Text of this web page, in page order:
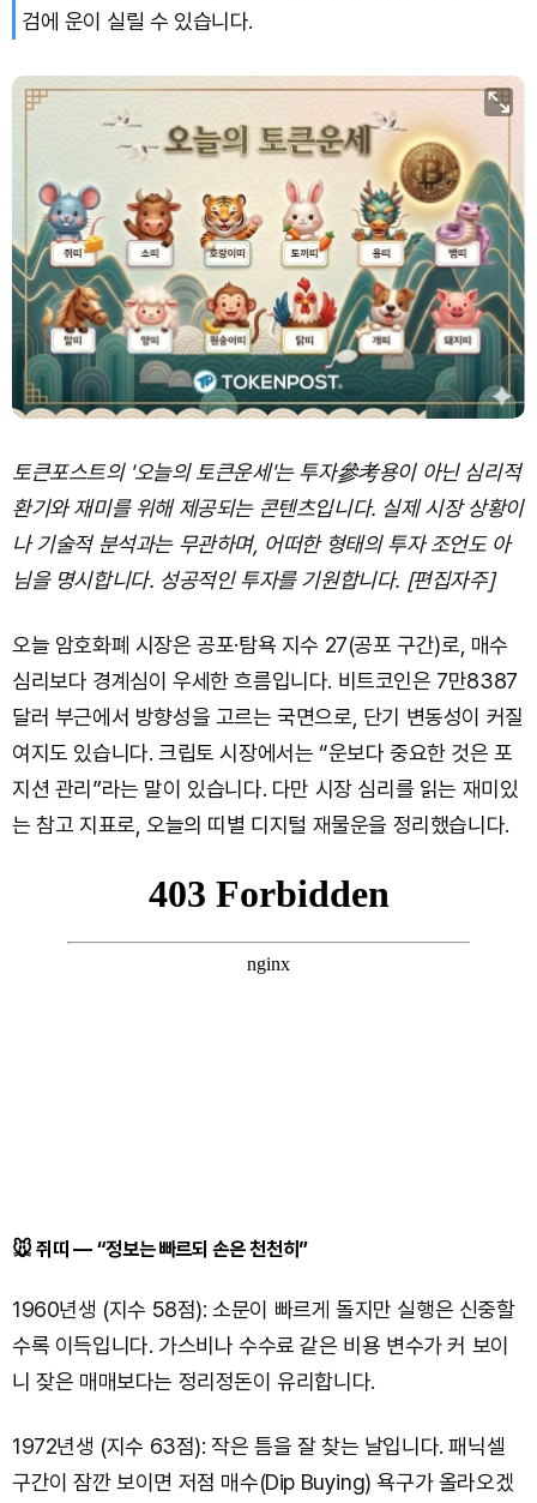
검에 운이 실릴 수 있습니다.
토큰포스트의 '오늘의 토큰운세'는 투자參考용이 아닌 심리적
환기와 재미를 위해 제공되는 콘텐츠입니다. 실제 시장 상황이
나 기술적 분석과는 무관하며, 어떠한 형태의 투자 조언도 아
님을 명시합니다. 성공적인 투자를 기원합니다. [편집자주]
오늘 암호화폐 시장은 공포·탐욕 지수 27(공포 구간)로, 매수
심리보다 경계심이 우세한 흐름입니다. 비트코인은 7만8387
달러 부근에서 방향성을 고르는 국면으로, 단기 변동성이 커질
여지도 있습니다. 크립토 시장에서는 “운보다 중요한 것은 포
지션 관리”라는 말이 있습니다. 다만 시장 심리를 읽는 재미있
는 참고 지표로, 오늘의 띠별 디지털 재물운을 정리했습니다.
🐭 쥐띠 — “정보는 빠르되 손은 천천히”
1960년생 (지수 58점): 소문이 빠르게 돌지만 실행은 신중할
수록 이득입니다. 가스비나 수수료 같은 비용 변수가 커 보이
니 잦은 매매보다는 정리정돈이 유리합니다.
1972년생 (지수 63점): 작은 틈을 잘 찾는 날입니다. 패닉셀
구간이 잠깐 보이면 저점 매수(Dip Buying) 욕구가 올라오겠